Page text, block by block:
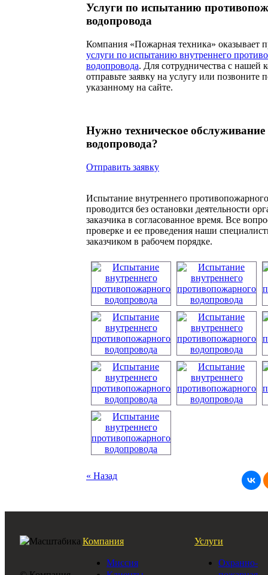
Услуги по испытанию
водопровода
Компания «Пожарная техника» оказывает
услуги по испытанию внутреннего
водопровода. Для сотрудничества с нашей
отправьте заявку на услугу или позвоните
указанному на сайте.
Нужно техническое
водопровода?
Отправить заявку
Испытание внутреннего
проводится без остановки деятельности
заказчика в согласованное время. Все
проверке и ее проведения наши
заказчиком в рабочем порядке.
« Назад
Компания
Миссия
Услуги
Охранно-